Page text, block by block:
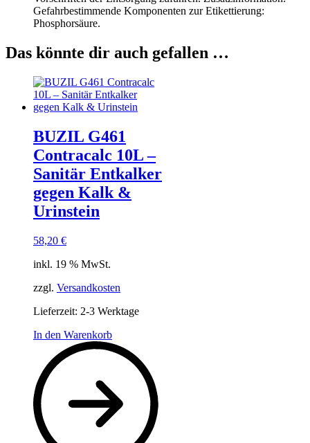
Gefahrbestimmende Komponenten zur Etikettierung:
Phosphorsäure.
Das könnte dir auch gefallen …
BUZIL G461
Contracalc 10L –
Sanitär Entkalker
gegen Kalk &
Urinstein
58,20 €
inkl. 19 % MwSt.
zzgl. Versandkosten
Lieferzeit: 2-3 Werktage
In den Warenkorb